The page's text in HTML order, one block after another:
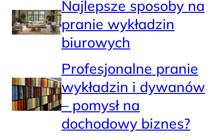
Najlepsze sposoby na
pranie wykładzin
biurowych
Profesjonalne pranie
wykładzin i dywanów
– pomysł na
dochodowy biznes?